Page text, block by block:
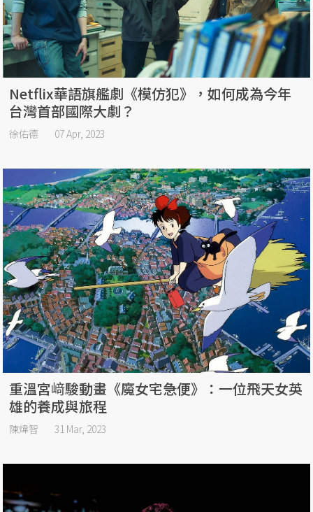
Netflix華語旗艦劇《模仿犯》，如何成為今年
台灣首部國際大劇？
徐佑德 07 Apr, 2023
重溫宮﨑駿動畫《魔女宅急便》：一位飛天女英
雄的養成與旅程
陳煒智 31 Mar, 2023